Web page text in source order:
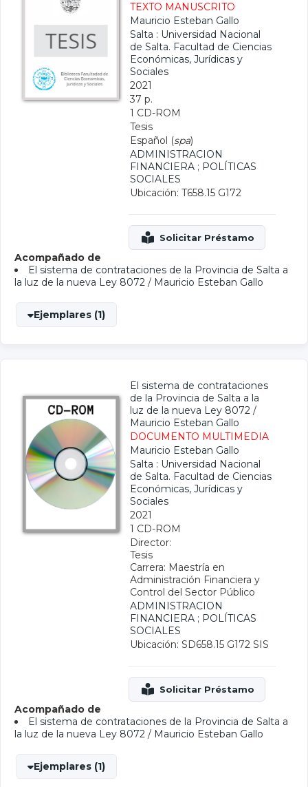
TEXTO MANUSCRITO
Mauricio Esteban Gallo
Salta : Universidad Nacional
de Salta. Facultad de Ciencias
Económicas, Jurídicas y
Sociales
2021
37 p.
1 CD-ROM
Tesis
Español (spa)
ADMINISTRACION
FINANCIERA ; POLÍTICAS
SOCIALES
Ubicación: T658.15 G172
Acompañado de
El sistema de contrataciones de la Provincia de Salta a
la luz de la nueva Ley 8072 / Mauricio Esteban Gallo
Ejemplares (1)
El sistema de contrataciones
de la Provincia de Salta a la
luz de la nueva Ley 8072 /
Mauricio Esteban Gallo
DOCUMENTO MULTIMEDIA
Mauricio Esteban Gallo
Salta : Universidad Nacional
de Salta. Facultad de Ciencias
Económicas, Jurídicas y
Sociales
2021
1 CD-ROM
Director:
Tesis
Carrera: Maestría en
Administración Financiera y
Control del Sector Público
ADMINISTRACION
FINANCIERA ; POLÍTICAS
SOCIALES
Ubicación: SD658.15 G172 SIS
Acompañado de
El sistema de contrataciones de la Provincia de Salta a
la luz de la nueva Ley 8072 / Mauricio Esteban Gallo
Ejemplares (1)